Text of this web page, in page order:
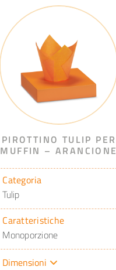
PIROTTINO TULIP PER
MUFFIN – ARANCIONE
Categoria
Tulip
Caratteristiche
Monoporzione
Dimensioni